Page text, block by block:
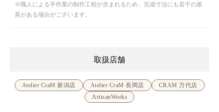
※職人による手作業の制作工程が含まれるため、完成寸法にも若干の差
異がある場合がございます。
取扱店舗
Atelier CraM 新潟店 Atelier CraM 長岡店
CRAM 万代店
ArtisanWorks